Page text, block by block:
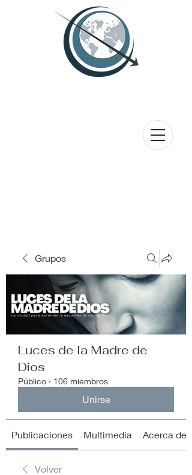
Grupos
Luces de la Madre de
Dios
Público · 106 miembros
Unirse
Publicaciones Multimedia Acerca de
Volver